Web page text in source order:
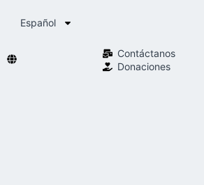
Español
Contáctanos
Donaciones